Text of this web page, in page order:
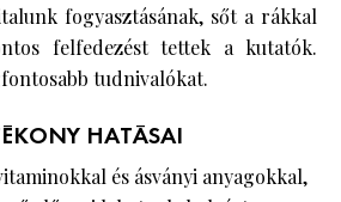
fogyasztásának, sőt a rákkal
felfedezést tettek a kutatók.
tudnivalókat.
HATÁSAI
és ásványi anyagokkal,